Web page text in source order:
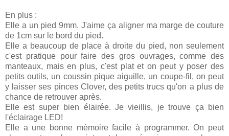
En plus :
Elle a un pied 9mm. J'aime ça aligner ma marge de couture
de 1cm sur le bord du pied.
Elle a beaucoup de place à droite du pied, non seulement
c'est pratique pour faire des gros ouvrages, comme des
manteaux, mais en plus, c'est plat et on peut y poser des
petits outils, un coussin pique aiguille, un coupe-fil, on peut
y laisser ses pinces Clover, des petits trucs qu'on a plus de
chance de retrouver après.
Elle est super bien élairée. Je vieillis, je trouve ça bien
l'éclairage LED!
Elle a une bonne mémoire facile à programmer. On peut